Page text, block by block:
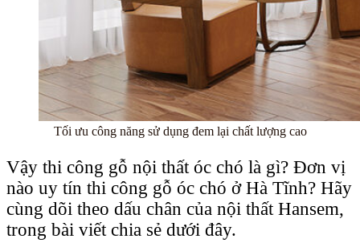
Tối ưu công năng sử dụng đem lại chất lượng cao
Vậy thi công gỗ nội thất óc chó là gì? Đơn vị
nào uy tín thi công gỗ óc chó ở Hà Tĩnh? Hãy
cùng dõi theo dấu chân của nội thất Hansem,
trong bài viết chia sẻ dưới đây.